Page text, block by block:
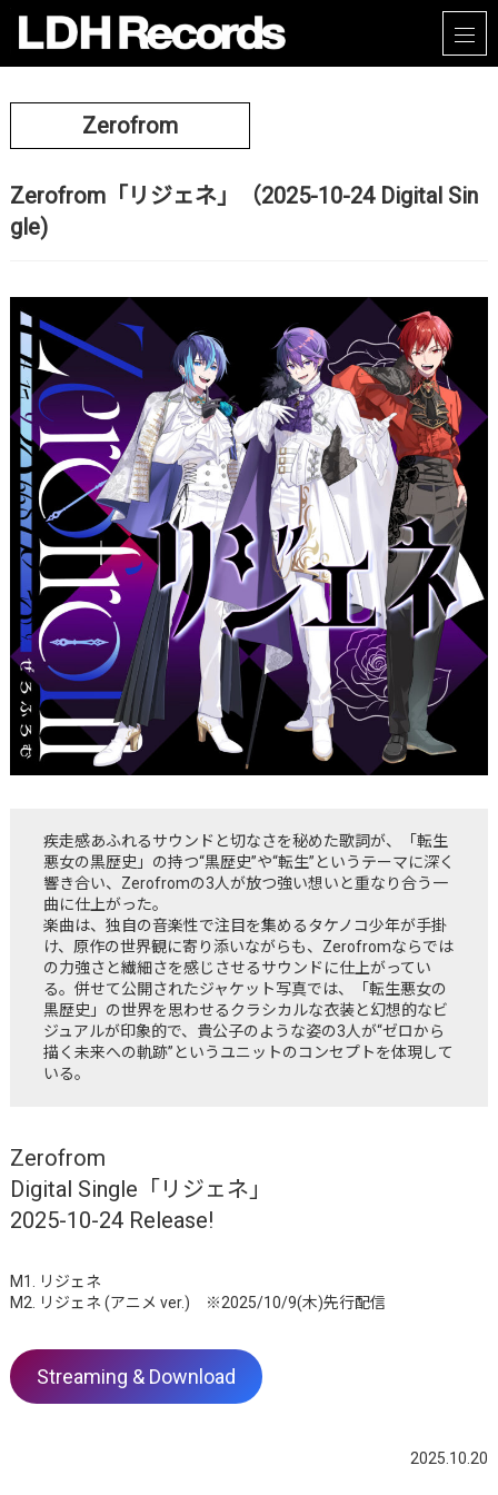
Zerofrom
Zerofrom「リジェネ」（2025-10-24 Digital Sin
gle)
疾走感あふれるサウンドと切なさを秘めた歌詞が、「転生
悪女の黒歴史」の持つ“黒歴史”や“転生”というテーマに深く
響き合い、Zerofromの3人が放つ強い想いと重なり合う一
曲に仕上がった。
楽曲は、独自の音楽性で注目を集めるタケノコ少年が手掛
け、原作の世界観に寄り添いながらも、Zerofromならでは
の力強さと繊細さを感じさせるサウンドに仕上がってい
る。併せて公開されたジャケット写真では、「転生悪女の
黒歴史」の世界を思わせるクラシカルな衣装と幻想的なビ
ジュアルが印象的で、貴公子のような姿の3人が“ゼロから
描く未来への軌跡”というユニットのコンセプトを体現して
いる。
Zerofrom
Digital Single「リジェネ」
2025-10-24 Release!
M1. リジェネ
M2. リジェネ (アニメ ver.) ※2025/10/9(木)先行配信
Streaming & Download
2025.10.20